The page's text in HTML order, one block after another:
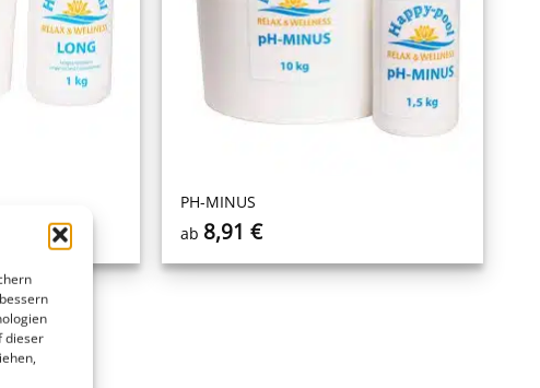
dieser
PH-MINUS
ab 8,91 €